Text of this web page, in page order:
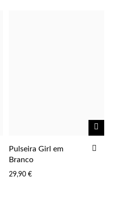
ADICIONAR
AOS
Pulseira Girl em
Branco
29,90 €